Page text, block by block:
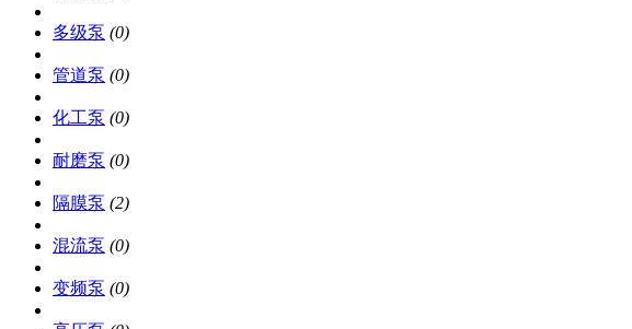
多级泵 (0)
管道泵 (0)
化工泵 (0)
耐磨泵 (0)
隔膜泵 (2)
混流泵 (0)
变频泵 (0)